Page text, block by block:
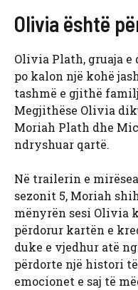
Olivia është
Olivia Plath, gruaja e
po kalon një kohë
tashmë e gjithë
Megjithëse Olivia
Moriah Plath dhe
ndryshuar qartë.
Në trailerin e
sezonit 5, Moriah
mënyrën sesi Olivia
përdorur kartën e
duke e vjedhur atë
përdorte një histori
emocionet e saj të